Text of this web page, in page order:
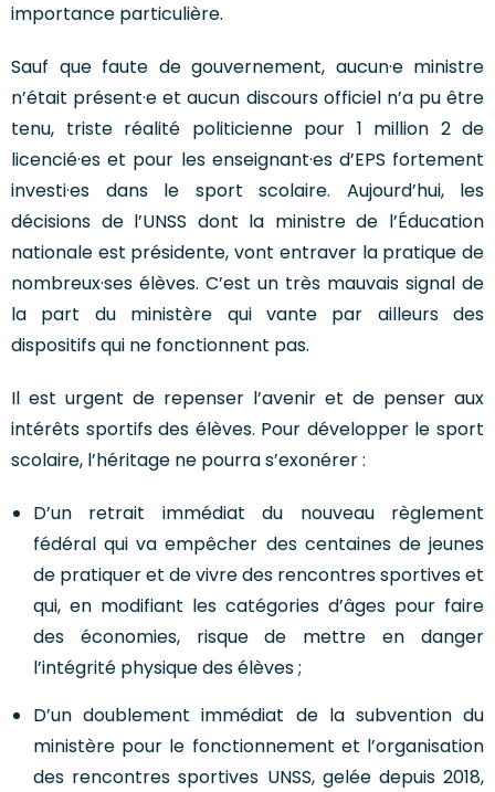
importance particulière.
Sauf que faute de gouvernement, aucun·e ministre
n’était présent·e et aucun discours officiel n’a pu être
tenu, triste réalité politicienne pour 1 million 2 de
licencié·es et pour les enseignant·es d’EPS fortement
investi·es dans le sport scolaire. Aujourd’hui, les
décisions de l’UNSS dont la ministre de l’Éducation
nationale est présidente, vont entraver la pratique de
nombreux·ses élèves. C’est un très mauvais signal de
la part du ministère qui vante par ailleurs des
dispositifs qui ne fonctionnent pas.
Il est urgent de repenser l’avenir et de penser aux
intérêts sportifs des élèves. Pour développer le sport
scolaire, l’héritage ne pourra s’exonérer :
D’un retrait immédiat du nouveau règlement
fédéral qui va empêcher des centaines de jeunes
de pratiquer et de vivre des rencontres sportives et
qui, en modifiant les catégories d’âges pour faire
des économies, risque de mettre en danger
l’intégrité physique des élèves ;
D’un doublement immédiat de la subvention du
ministère pour le fonctionnement et l’organisation
des rencontres sportives UNSS, gelée depuis 2018,